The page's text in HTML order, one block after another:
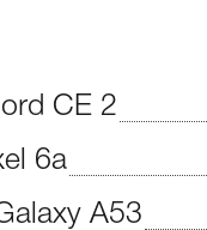
CE 2
6a
A53